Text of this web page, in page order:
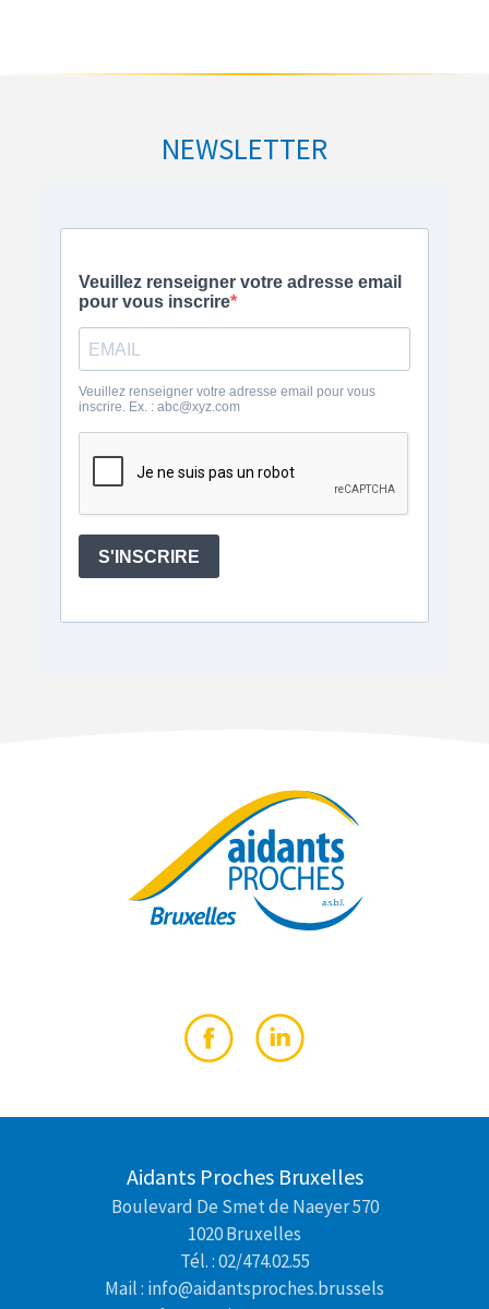
NEWSLETTER
Aidants Proches Bruxelles
Boulevard De Smet de Naeyer 570
1020 Bruxelles
Tél. : 02/474.02.55
Mail : info@aidantsproches.brussels